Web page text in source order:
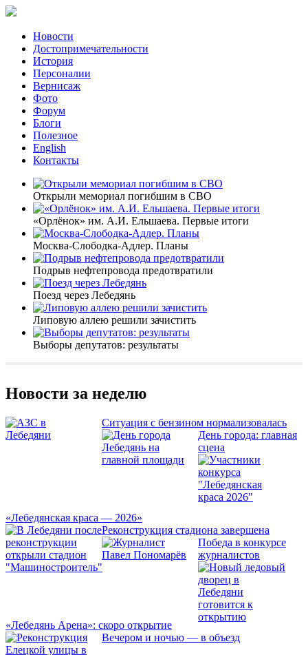
Новости
Достопримечательности
История
Персоналии
Вернисаж
Фото
Форум
Блоги
Полезное
English
Контакты
Открыли мемориал погибшим в СВО
«Орлёнок» им. А.И. Ельшаева. Первые итоги
Москва-Слободка-Адлер. Планы
Подрыв нефтепровода предотвратили
Поезд через Лебедянь
Липовую аллею решили зачистить
Выборы депутатов: результаты
Новости за неделю
Ситуация с бензином нормализовалась
День города: главная
сцена
«Лебедянская краса — 2026»
Реконструкция стадиона завершена
Победа в конкурсе
журналистов
«Лебедянь Арена»: скоро открытие
Вечером и ночью — в объезд